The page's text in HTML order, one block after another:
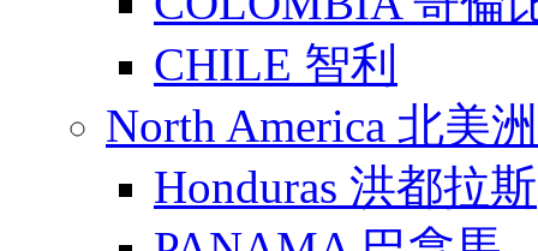
CHILE 智利
North America 北美洲
Honduras 洪都拉斯